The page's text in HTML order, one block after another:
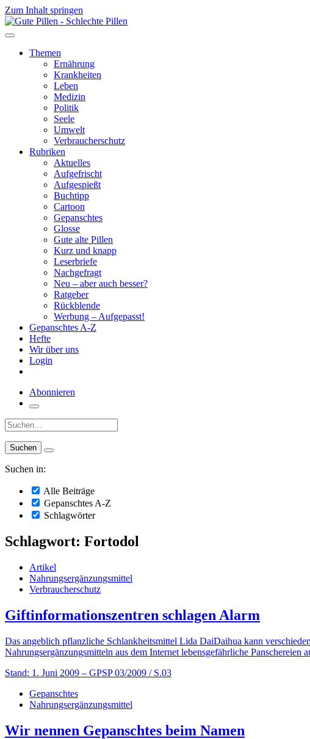
Zum Inhalt springen
Themen
Ernährung
Krankheiten
Leben
Medizin
Politik
Seele
Umwelt
Verbraucherschutz
Rubriken
Aktuelles
Aufgefrischt
Aufgespießt
Buchtipp
Cartoon
Gepanschtes
Glosse
Gute alte Pillen
Kurz und knapp
Leserbriefe
Nachgefragt
Neu – aber auch besser?
Ratgeber
Rückblende
Werbung – Aufgepasst!
Gepanschtes A-Z
Hefte
Wir über uns
Login
Abonnieren
Suche:
Suchen in:
Alle Beiträge
Gepanschtes A-Z
Schlagwörter
Schlagwort: Fortodol
Artikel
Nahrungsergänzungsmittel
Verbraucherschutz
Giftinformationszentren schlagen Alarm
Das angeblich pflanzliche Schlankheitsmittel Lida DaiDaihua kann
Nahrungsergänzungsmitteln aus dem Internet lebensgefährliche Panschereien
Stand: 1. Juni 2009 – GPSP 03/2009 / S.03
Gepanschtes
Nahrungsergänzungsmittel
Wir nennen Gepanschtes beim Namen